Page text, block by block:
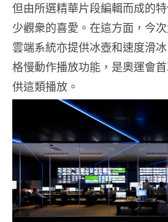
但由所選精華片段編輯而成的
少觀衆的喜愛。在這方面，今
雲端系統亦提供冰壺和速度滑
格慢動作播放功能，是奧運會
供這類播放。